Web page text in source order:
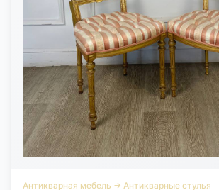
Антикварная мебель → Антикварные стулья